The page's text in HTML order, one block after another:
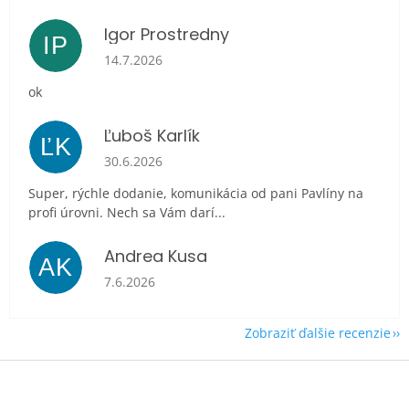
IP Igor Prostredny
Hodnotenie obchodu je 5 z 5 hviezdičiek.
14.7.2026
ok
ĽK Ľuboš Karlík
Hodnotenie obchodu je 5 z 5 hviezdičiek.
30.6.2026
Super, rýchle dodanie, komunikácia od pani Pavlíny na
profi úrovni. Nech sa Vám darí...
AK Andrea Kusa
Hodnotenie obchodu je 5 z 5 hviezdičiek.
7.6.2026
Zobraziť ďalšie recenzie
Z